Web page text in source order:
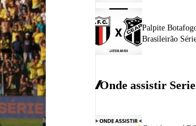
Palpite
Brasileirão
Onde assistir